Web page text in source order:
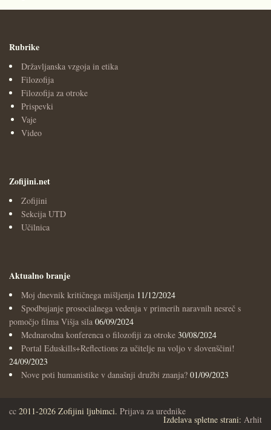
Rubrike
Državljanska vzgoja in etika
Filozofija
Filozofija za otroke
Prispevki
Vaje
Video
Zofijini.net
Zofijini
Sekcija UTD
Učilnica
Aktualno branje
Moj dnevnik kritičnega mišljenja 11/12/2024
Spodbujanje prosocialnega vedenja v primerih naravnih nesreč s
pomočjo filma Višja sila 06/09/2024
Mednarodna konferenca o filozofiji za otroke 30/08/2024
Portal Eduskills+Reflections za učitelje na voljo v slovenščini!
24/09/2023
Nove poti humanistike v današnji družbi znanja? 01/09/2023
cc 2011-2026 Zofijini ljubimci. Prijava za urednike
Izdelava spletne strani: Arhit